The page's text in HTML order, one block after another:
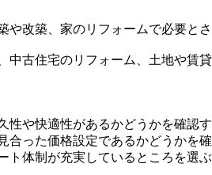
改築、家のリフォームで必要と
古住宅のリフォーム、土地や賃
性や快適性があるかどうかを確認
合った価格設定であるかどうかを
ト体制が充実しているところを選ぶ